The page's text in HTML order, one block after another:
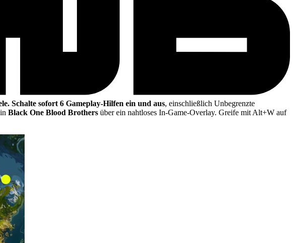
Schalte sofort 6 Gameplay-Hilfen ein und aus, einschließlich Unbegrenzte
Black One Blood Brothers über ein nahtloses In-Game-Overlay. Greife mit Alt+W auf